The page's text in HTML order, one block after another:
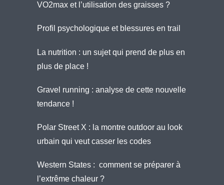
VO2max et l’utilisation des graisses ?
Profil psychologique et blessures en trail
La nutrition : un sujet qui prend de plus en
plus de place !
Gravel running : analyse de cette nouvelle
tendance !
Polar Street X : la montre outdoor au look
urbain qui veut casser les codes
Western States : comment se préparer à
l’extrême chaleur ?